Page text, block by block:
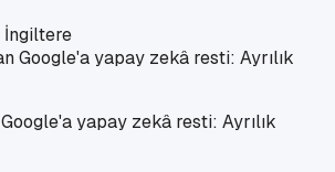
İngiltere
yapay zekâ resti: Ayrılık